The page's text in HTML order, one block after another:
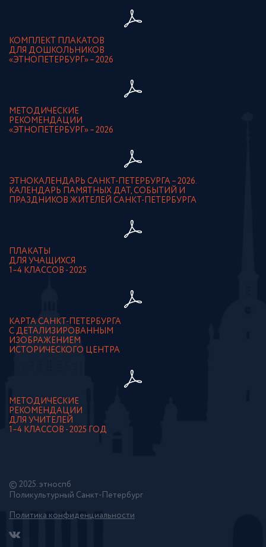
КОМПЛЕКТ ПЛАКАТОВ
ДЛЯ ДОШКОЛЬНИКОВ
«ЭТНОПЕТЕРБУРГ» – 2026
МЕТОДИЧЕСКИЕ
РЕКОМЕНДАЦИИ
«ЭТНОПЕТЕРБУРГ» – 2026
ЭТНОКАЛЕНДАРЬ САНКТ-ПЕТЕРБУРГА – 2026.
КАЛЕНДАРЬ ПАМЯТНЫХ ДАТ, СОБЫТИЙ И
ПРАЗДНИКОВ ЖИТЕЛЕЙ САНКТ-ПЕТЕРБУРГА
ПЛАКАТЫ
ДЛЯ УЧАЩИХСЯ
1–4 КЛАССОВ - 2025
КАРТА САНКТ-ПЕТЕРБУРГА
С ДЕТАЛИЗИРОВАННЫМ
ИЗОБРАЖЕНИЕМ
ИСТОРИЧЕСКОГО ЦЕНТРА
МЕТОДИЧЕСКИЕ
РЕКОМЕНДАЦИИ
ДЛЯ УЧИТЕЛЕЙ
1–4 КЛАССОВ - 2025 ГОД
© 2025. этноспб
Поликультурный Санкт-Петербург
Политика конфиденциальности